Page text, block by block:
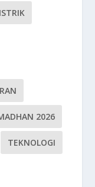
2026
TEKNOLOGI